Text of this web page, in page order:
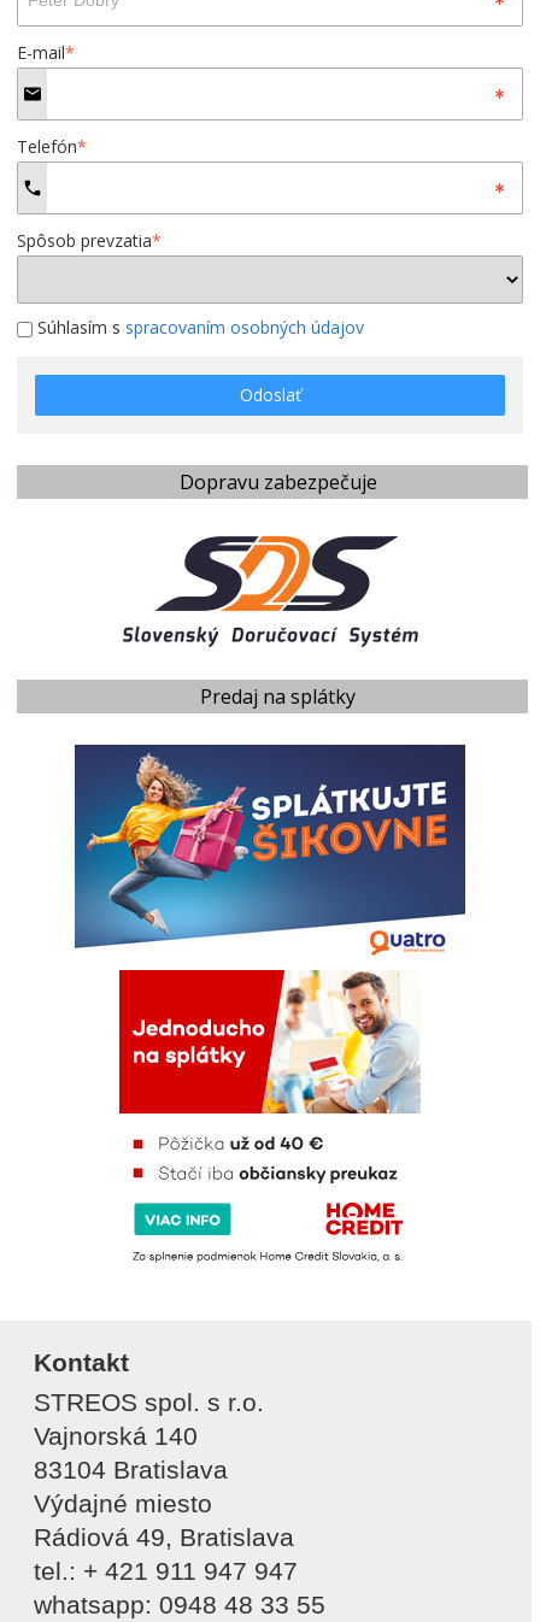
E-mail*
Telefón*
Spôsob prevzatia*
Súhlasím s spracovaním osobných údajov
Odoslať
Dopravu zabezpečuje
Predaj na splátky
Kontakt
STREOS spol. s r.o.
Vajnorská 140
83104 Bratislava
Výdajné miesto
Rádiová 49, Bratislava
tel.: + 421 911 947 947
whatsapp: 0948 48 33 55